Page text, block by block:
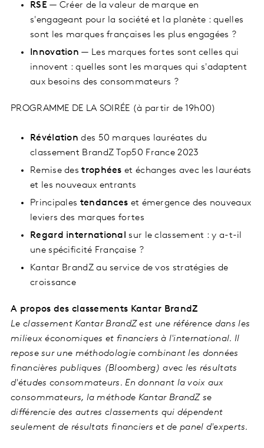
RSE— Créer de la valeur de marque en
s'engageant pour la société et la planète : quelles
sont les marques françaises les plus engagées ?
Innovation— Les marques fortes sont celles qui
innovent : quelles sont les marques qui s'adaptent
aux besoins des consommateurs ?
PROGRAMME DE LA SOIRÉE (à partir de 19h00)
Révélationdes 50 marques lauréates du
classement BrandZ Top50 France 2023
Remise destrophées et échanges avec les lauréats
et les nouveaux entrants
Principales tendances et émergence des nouveaux
leviers des marques fortes
Regard internationalsur le classement : y a-t-il
une spécificité Française ?
Kantar BrandZ au service de vos stratégies de
croissance
A propos des classements Kantar BrandZ
Le classement Kantar BrandZ est une référence dans les
milieux économiques et financiers à l'international. Il
repose sur une méthodologie combinant les données
financières publiques (Bloomberg) avec les résultats
d'études consommateurs. En donnant la voix aux
consommateurs, la méthode Kantar BrandZ se
différencie des autres classements qui dépendent
seulement de résultats financiers et de panel d'experts.